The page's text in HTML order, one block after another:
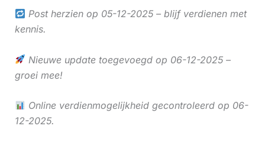
Post herzien op 05-12-2025 – blijf verdienen met
kennis.
Nieuwe update toegevoegd op 06-12-2025 –
groei mee!
Online verdienmogelijkheid gecontroleerd op 06-
12-2025.